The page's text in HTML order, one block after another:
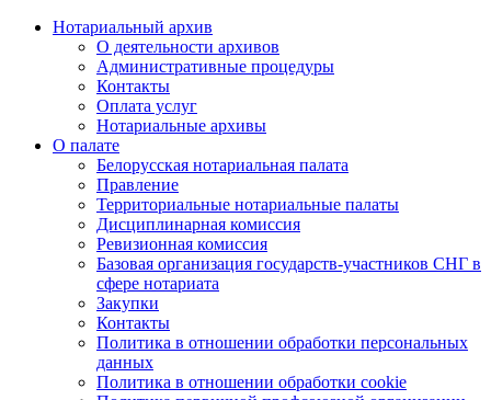
Нотариальный архив
О деятельности архивов
Административные процедуры
Контакты
Оплата услуг
Нотариальные архивы
О палате
Белорусская нотариальная палата
Правление
Территориальные нотариальные палаты
Дисциплинарная комиссия
Ревизионная комиссия
Базовая организация государств-участников СНГ в
сфере нотариата
Закупки
Контакты
Политика в отношении обработки персональных
данных
Политика в отношении обработки cookie